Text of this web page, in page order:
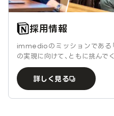
採用情報
immedioのミッションである
の実現に向けて、ともに挑んで
詳しく見る